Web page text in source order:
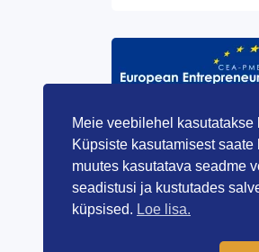
Meie veebilehel kasutatakse
Küpsiste kasutamisest saate
muutes kasutatava seadme
seadistusi ja kustutades
küpsised. Loe lisa.